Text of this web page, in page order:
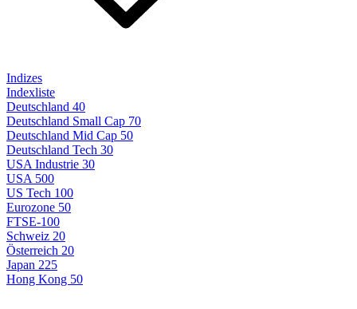
Indizes
Indexliste
Deutschland 40
Deutschland Small Cap 70
Deutschland Mid Cap 50
Deutschland Tech 30
USA Industrie 30
USA 500
US Tech 100
Eurozone 50
FTSE-100
Schweiz 20
Österreich 20
Japan 225
Hong Kong 50